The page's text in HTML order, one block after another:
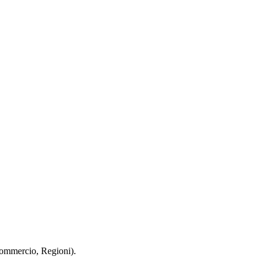
Regioni).